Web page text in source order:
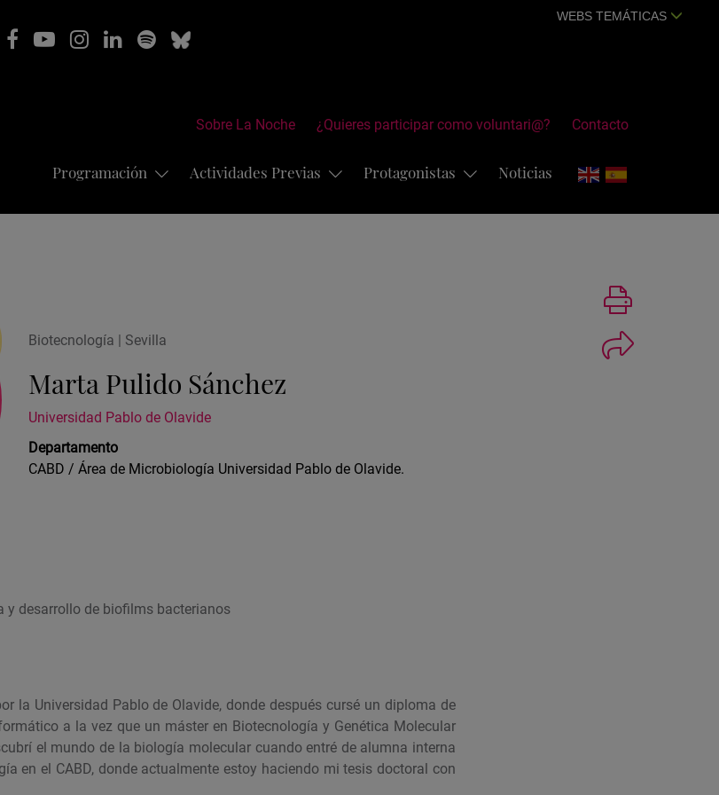
WEBS TEMÁTICAS
Sobre La Noche ¿Quieres participar como voluntari@? Contacto
Programación Actividades Previas Protagonistas Noticias
Biotecnología | Sevilla
Marta Pulido Sánchez
Universidad Pablo de Olavide
Departamento
CABD / Área de Microbiología Universidad Pablo de Olavide.
y desarrollo de biofilms bacterianos
la Universidad Pablo de Olavide, donde después cursé un diploma de
a la vez que un máster en Biotecnología y Genética Molecular
el mundo de la biología molecular cuando entré de alumna interna
en el CABD, donde actualmente estoy haciendo mi tesis doctoral con